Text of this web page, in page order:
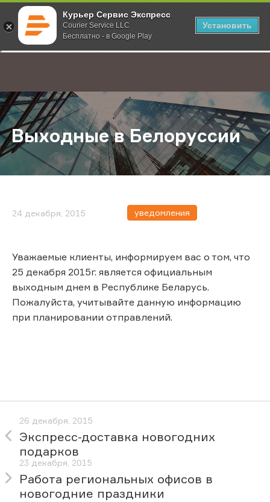
Курьер Сервис Экспресс
Courier Service LLC
Бесплатно - в Google Play
Установить
;
Главная О компании Новости Выходные в Белоруссии
Выходные в Белоруссии
24 декабря, 2015 уведомления
Уважаемые клиенты, информируем вас о том, что
25 декабря 2015г. является официальным
выходным днем в Республике Беларусь.
Пожалуйста, учитывайте данную информацию
при планировании отправлений.
26 декабря, 2015
Экспресс-доставка новогодних
подарков
23 декабря, 2015
Работа региональных офисов в
новогодние праздники